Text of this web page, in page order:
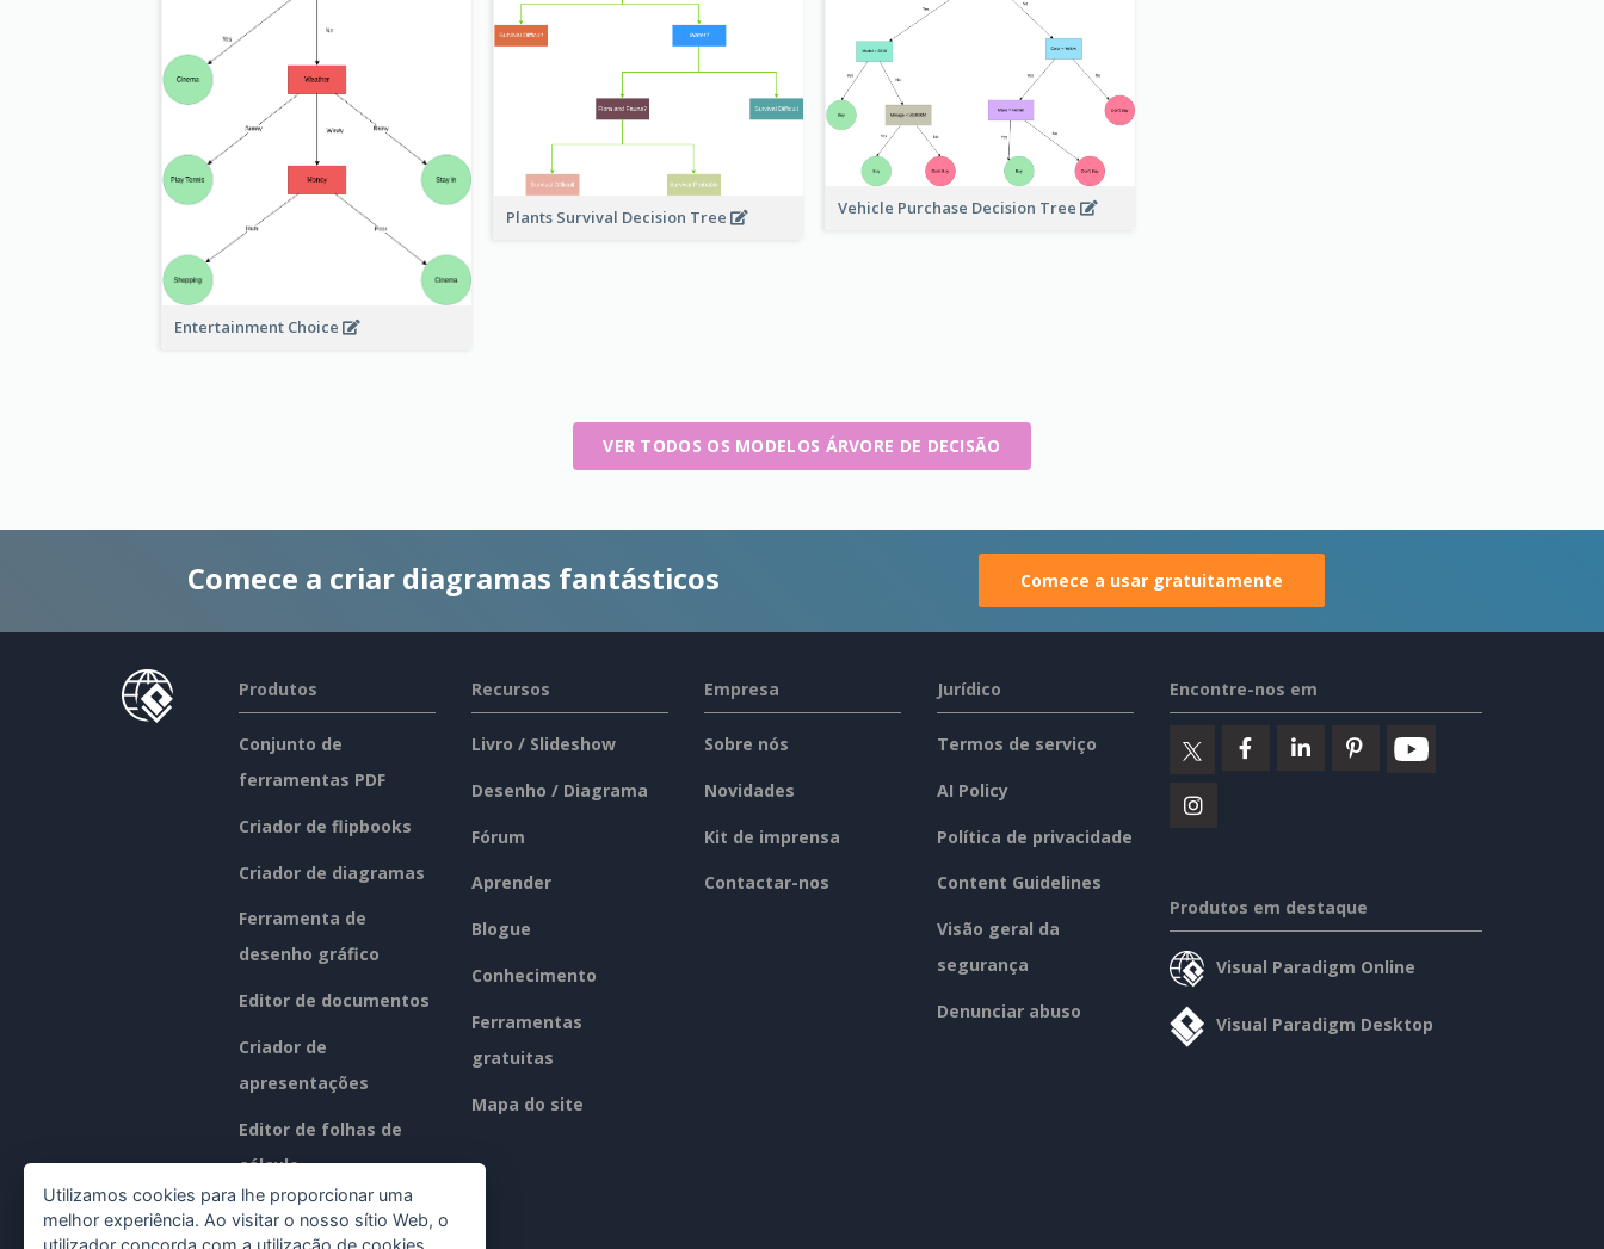
Entertainment Choice
Plants Survival Decision Tree Vehicle Purchase Decision Tree
VER TODOS OS MODELOS ÁRVORE DE DECISÃO
Comece a criar diagramas fantásticos Comece a usar gratuitamente
Produtos
Conjunto de
ferramentas PDF
Criador de flipbooks
Criador de diagramas
Ferramenta de
desenho gráfico
Editor de documentos
Criador de
apresentações
Editor de folhas de
cálculo
Preços
Recursos
Livro / Slideshow
Desenho / Diagrama
Fórum
Aprender
Blogue
Conhecimento
Ferramentas
gratuitas
Mapa do site
Empresa
Sobre nós
Novidades
Kit de imprensa
Contactar-nos
Jurídico
Termos de serviço
AI Policy
Política de privacidade
Content Guidelines
Visão geral da
segurança
Denunciar abuso
Encontre-nos em
Produtos em destaque
Visual Paradigm Online
Visual Paradigm Desktop
Utilizamos cookies para lhe proporcionar uma
melhor experiência. Ao visitar o nosso sítio Web, o